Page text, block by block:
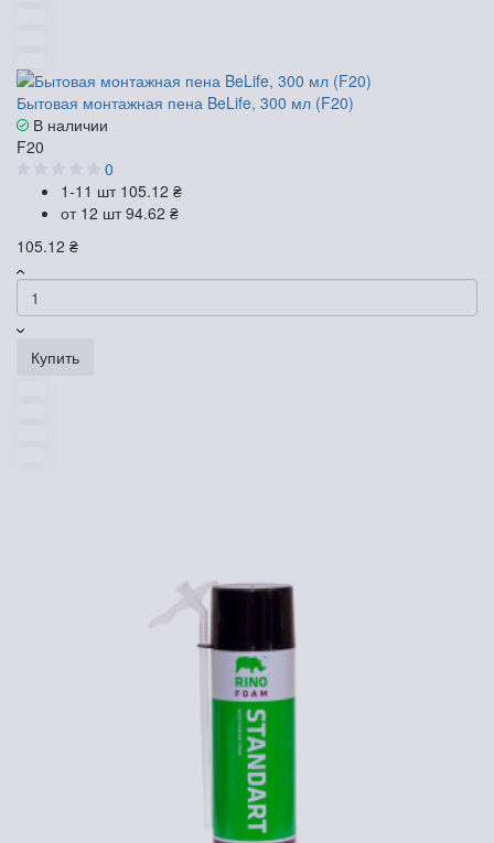
Бытовая монтажная пена BeLife, 300 мл (F20)
В наличии
F20
0
1-11 шт 105.12 ₴
от 12 шт94.62 ₴
105.12 ₴
Купить